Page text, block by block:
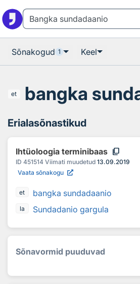
Sõnakogud 1 Keel
et bangka
Erialasõnastikud
Ihtüoloogia terminibaas content_copy
ID 451514 Viimati muudetud 13.09.2019
Vaata sõnakogu
et bangka sundadaanio
la Sundadanio gargula
Sõnavormid puuduvad